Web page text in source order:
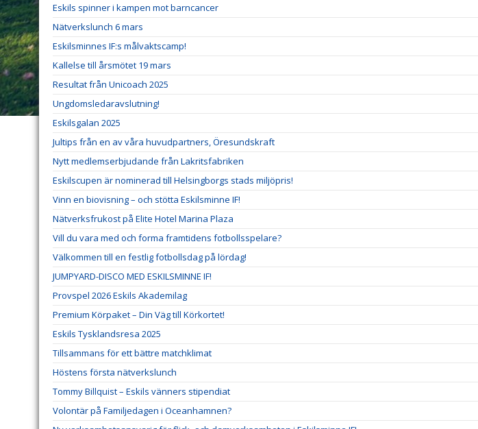
Eskils spinner i kampen mot barncancer
Nätverkslunch 6 mars
Eskilsminnes IF:s målvaktscamp!
Kallelse till årsmötet 19 mars
Resultat från Unicoach 2025
Ungdomsledaravslutning!
Eskilsgalan 2025
Jultips från en av våra huvudpartners, Öresundskraft
Nytt medlemserbjudande från Lakritsfabriken
Eskilscupen är nominerad till Helsingborgs stads miljöpris!
Vinn en biovisning – och stötta Eskilsminne IF!
Nätverksfrukost på Elite Hotel Marina Plaza
Vill du vara med och forma framtidens fotbollsspelare?
Välkommen till en festlig fotbollsdag på lördag!
JUMPYARD-DISCO MED ESKILSMINNE IF!
Provspel 2026 Eskils Akademilag
Premium Körpaket – Din Väg till Körkortet!
Eskils Tysklandsresa 2025
Tillsammans för ett bättre matchklimat
Höstens första nätverkslunch
Tommy Billquist – Eskils vänners stipendiat
Volontär på Familjedagen i Oceanhamnen?